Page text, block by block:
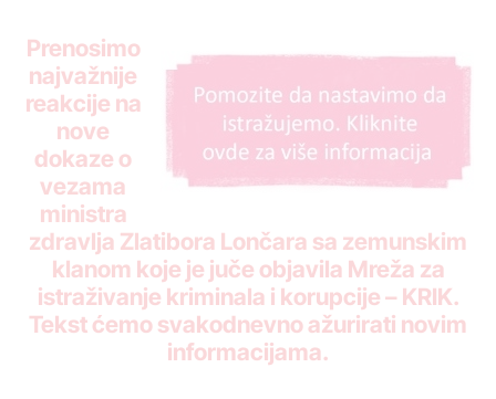
Prenosimo
najvažnije
reakcije na
nove
dokaze o
vezama
ministra
zdravlja Zlatibora Lončara sa zemunskim
klanom koje je juče objavila Mreža za
istraživanje kriminala i korupcije – KRIK.
Tekst ćemo svakodnevno ažurirati novim
informacijama.